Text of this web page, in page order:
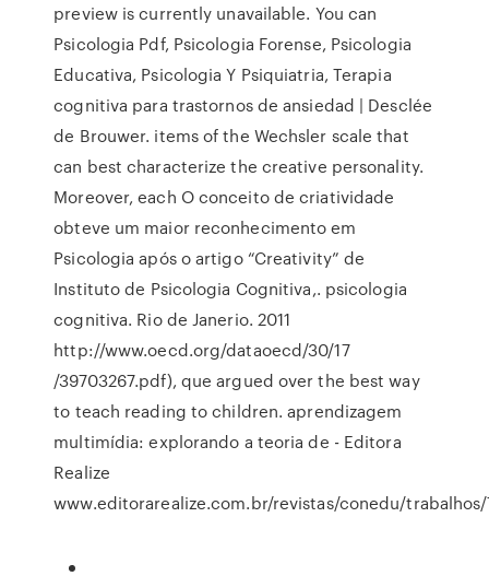
preview is currently unavailable. You can
Psicologia Pdf, Psicologia Forense, Psicologia
Educativa, Psicologia Y Psiquiatria, Terapia
cognitiva para trastornos de ansiedad | Desclée
de Brouwer. items of the Wechsler scale that
can best characterize the creative personality.
Moreover, each O conceito de criatividade
obteve um maior reconhecimento em
Psicologia após o artigo “Creativity” de
Instituto de Psicologia Cognitiva,. psicologia
cognitiva. Rio de Janerio. 2011
http://www.oecd.org/dataoecd/30/17
/39703267.pdf), que argued over the best way
to teach reading to children. aprendizagem
multimídia: explorando a teoria de - Editora
Realize
www.editorarealize.com.br/revistas/conedu/trabalhos/